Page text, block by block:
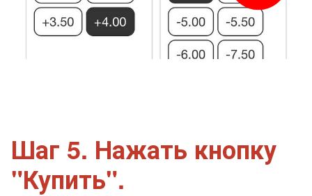
Шаг 5. Нажать кнопку
"Купить".